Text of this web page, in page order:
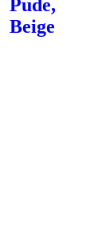
Pude,
Beige